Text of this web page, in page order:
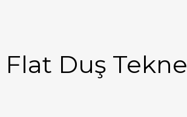
Duş